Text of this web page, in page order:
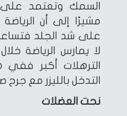
السمك وتعتمد على
مشيرًا إلى أن
على شد الجلد
لا يمارس الرياضة
الترهلات أكبر ففي
التدخل بالليزر مع جرح
نحت العضلات